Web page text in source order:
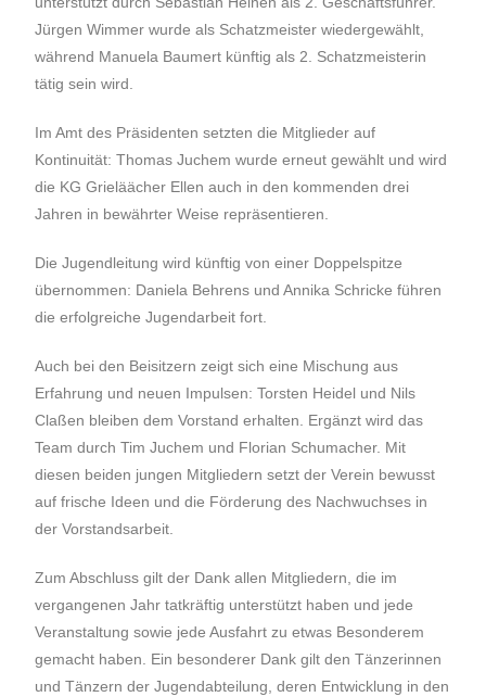
Jürgen Wimmer wurde als Schatzmeister wiedergewählt,
während Manuela Baumert künftig als 2. Schatzmeisterin
tätig sein wird.
Im Amt des Präsidenten setzten die Mitglieder auf
Kontinuität: Thomas Juchem wurde erneut gewählt und wird
die KG Grieläächer Ellen auch in den kommenden drei
Jahren in bewährter Weise repräsentieren.
Die Jugendleitung wird künftig von einer Doppelspitze
übernommen: Daniela Behrens und Annika Schricke führen
die erfolgreiche Jugendarbeit fort.
Auch bei den Beisitzern zeigt sich eine Mischung aus
Erfahrung und neuen Impulsen: Torsten Heidel und Nils
Claßen bleiben dem Vorstand erhalten. Ergänzt wird das
Team durch Tim Juchem und Florian Schumacher. Mit
diesen beiden jungen Mitgliedern setzt der Verein bewusst
auf frische Ideen und die Förderung des Nachwuchses in
der Vorstandsarbeit.
Zum Abschluss gilt der Dank allen Mitgliedern, die im
vergangenen Jahr tatkräftig unterstützt haben und jede
Veranstaltung sowie jede Ausfahrt zu etwas Besonderem
gemacht haben. Ein besonderer Dank gilt den Tänzerinnen
und Tänzern der Jugendabteilung, deren Entwicklung in den